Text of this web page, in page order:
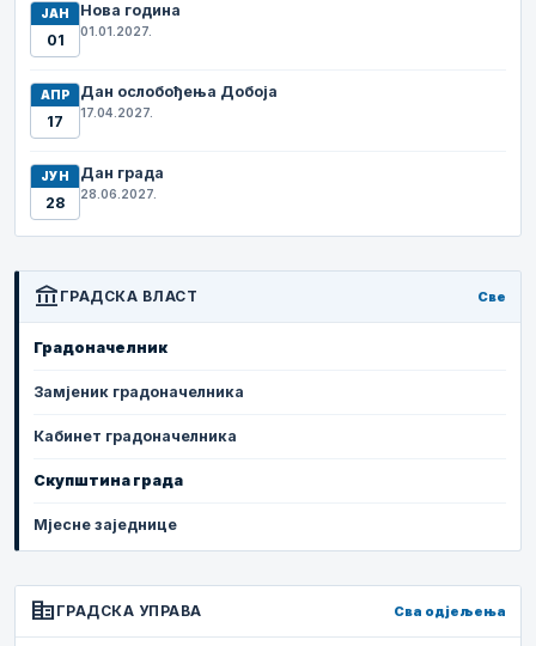
ЈАН
01
Нова година
01.01.2027.
АПР
17
Дан ослобођења Добоја
17.04.2027.
ЈУН
28
Дан града
28.06.2027.
account_balance ГРАДСКА ВЛАСТ Све
Градоначелник
Замјеник градоначелника
Кабинет градоначелника
Скупштина града
Мјесне заједнице
corporate_fare ГРАДСКА УПРАВА Сва одјељења